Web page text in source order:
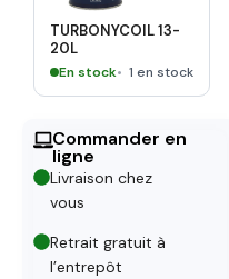
TURBONYCOIL 13-
20L
En stock 1 en stock
Commander en
ligne
Livraison chez
vous
Retrait gratuit à
l’entrepôt